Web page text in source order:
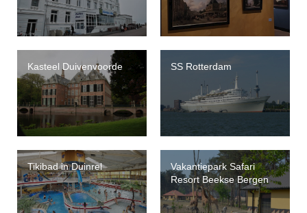
Kasteel Duivenvoorde SS Rotterdam
Tikibad in Duinrel
Vakantiepark Safari
Resort Beekse Bergen